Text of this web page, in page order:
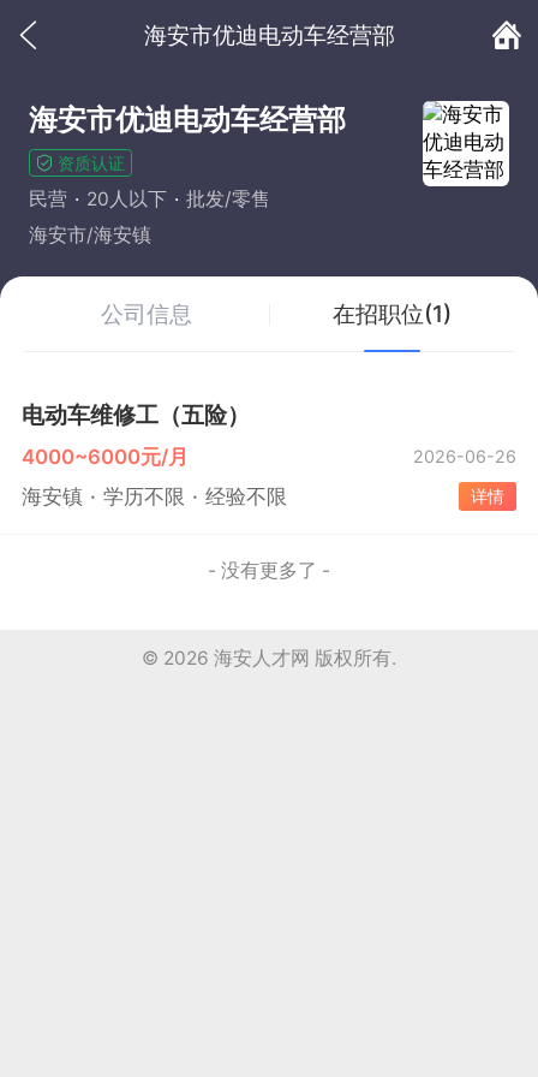
海安市优迪电动车经营部
海安市优迪电动车经营部
资质认证
民营 20人以下
批发/零售
海安市/海安镇
公司信息 在招职位(1)
电动车维修工（五险）
4000~6000元/月 2026-06-26
海安镇 学历不限 经验不限 详情
- 没有更多了 -
© 2026 海安人才网 版权所有.